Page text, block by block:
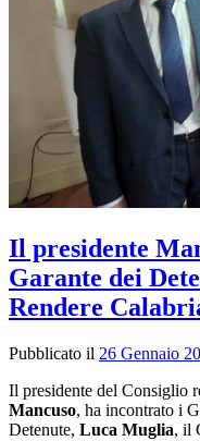
Il presidente
Garante dei
Rendere
Pubblicato il 26 Gennaio
Il presidente del Consiglio
Mancuso, ha incontrato i
Detenute, Luca Muglia, il